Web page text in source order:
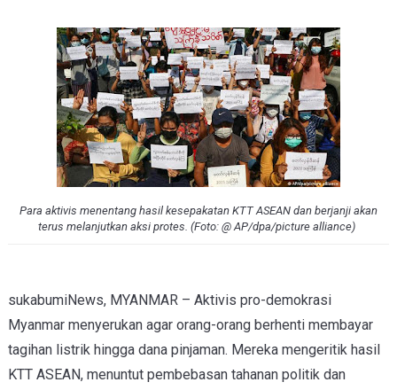
A- A+
Para aktivis menentang hasil kesepakatan KTT ASEAN dan berjanji akan
terus melanjutkan aksi protes. (Foto: @ AP/dpa/picture alliance)
sukabumiNews, MYANMAR – Aktivis pro-demokrasi
Myanmar menyerukan agar orang-orang berhenti membayar
tagihan listrik hingga dana pinjaman. Mereka mengeritik hasil
KTT ASEAN, menuntut pembebasan tahanan politik dan